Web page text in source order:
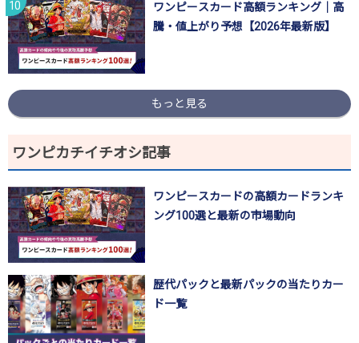
ワンピースカード高額ランキング｜高
騰・値上がり予想【2026年最新版】
もっと見る
ワンピカチイチオシ記事
ワンピースカードの高額カードランキ
ング100選と最新の市場動向
歴代パックと最新パックの当たりカー
ド一覧